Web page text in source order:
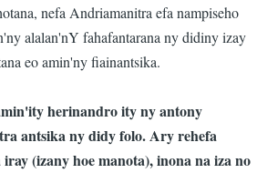
nefa Andriamanitra efa nampiseho
alalan'nY fahafantarana ny didiny izay
eo amin'ny fiainantsika.
herinandro ity ny antony
antsika ny didy folo. Ary rehefa
(izany hoe manota), inona na iza no